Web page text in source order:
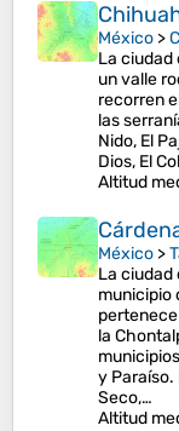
México >
La ciudad
un valle
recorren
las
Nido, El
Dios, El
Altitud
México >
La ciudad
municipio
la
y Paraíso.
Seco,…
Altitud